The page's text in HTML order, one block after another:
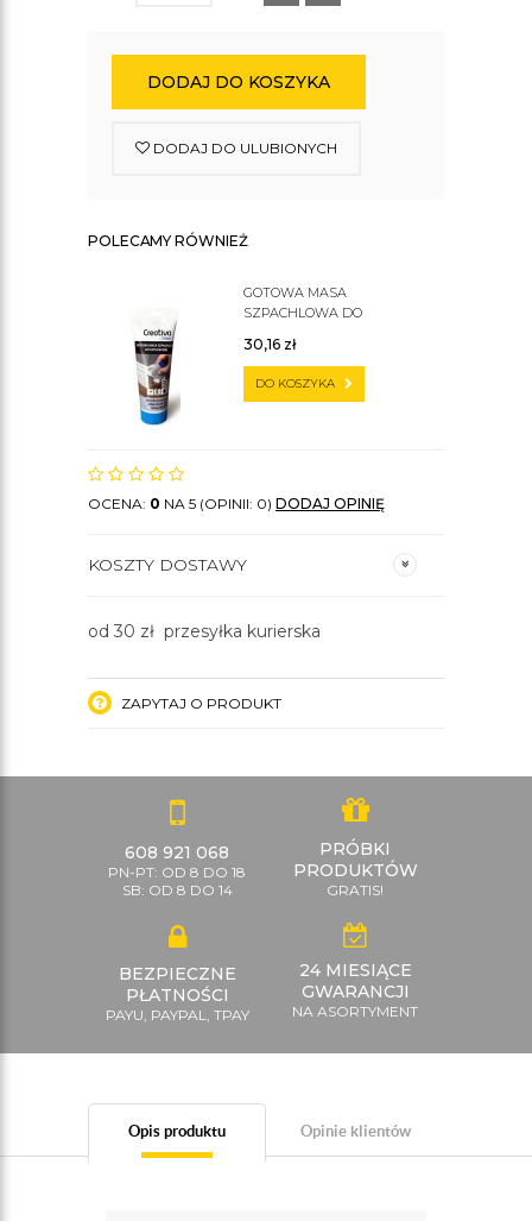
DODAJ DO KOSZYKA
DODAJ DO ULUBIONYCH
POLECAMY RÓWNIEŻ
GOTOWA MASA
SZPACHLOWA DO
30,16 zł
DO KOSZYKA
OCENA: 0 NA 5 (OPINII: 0) DODAJ OPINIĘ
KOSZTY DOSTAWY
od 30 zł przesyłka kurierska
ZAPYTAJ O PRODUKT
608 921 068
PN-PT: OD 8 DO 18
SB: OD 8 DO 14
PRÓBKI
PRODUKTÓW
GRATIS!
BEZPIECZNE
PŁATNOŚCI
PAYU, PAYPAL, TPAY
24 MIESIĄCE
GWARANCJI
NA ASORTYMENT
Opis produktu Opinie klientów